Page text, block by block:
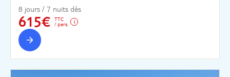
8 jours / 7 nuits dès
615€
TTC
/ pers.